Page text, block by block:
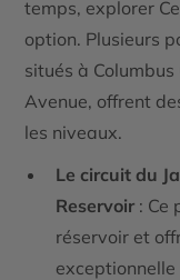
temps, explorer
option. Plusieurs
situés à Columbus
Avenue, offrent
les niveaux.
Le circuit du
Reservoir : Ce
réservoir et